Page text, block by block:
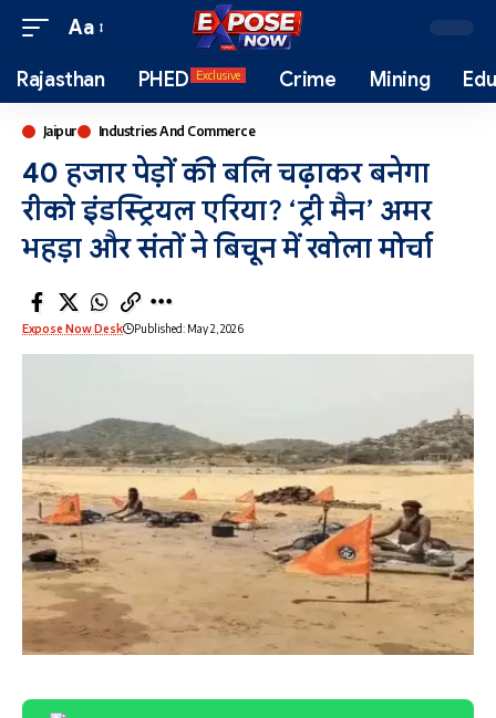
Aa
Rajasthan PHED Exclusive Crime Mining
Jaipur Industries And Commerce
40 हजार पेड़ों की बलि चढ़ाकर बनेगा
रीको इंडस्ट्रियल एरिया? ‘ट्री मैन’ अमर
भहड़ा और संतों ने बिचून में खोला मोर्चा
Expose Now Desk Published: May 2, 2026